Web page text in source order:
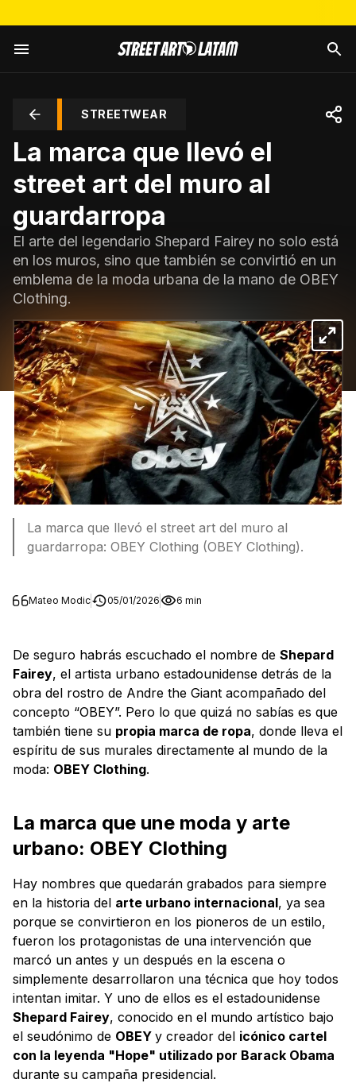
STREETWEAR
La marca que llevó el
street art del muro al
guardarropa
El arte del legendario Shepard Fairey no solo está
en los muros, sino que también se convirtió en un
emblema de la moda urbana de la mano de OBEY
Clothing.
La marca que llevó el street art del muro al
guardarropa: OBEY Clothing (OBEY Clothing).
Mateo Modic 05/01/2026 6 min
De seguro habrás escuchado el nombre de Shepard
Fairey, el artista urbano estadounidense detrás de la
obra del rostro de Andre the Giant acompañado del
concepto “OBEY”. Pero lo que quizá no sabías es que
también tiene su propia marca de ropa, donde lleva el
espíritu de sus murales directamente al mundo de la
moda: OBEY Clothing.
La marca que une moda y arte
urbano: OBEY Clothing
Hay nombres que quedarán grabados para siempre
en la historia del arte urbano internacional, ya sea
porque se convirtieron en los pioneros de un estilo,
fueron los protagonistas de una intervención que
marcó un antes y un después en la escena o
simplemente desarrollaron una técnica que hoy todos
intentan imitar. Y uno de ellos es el estadounidense
Shepard Fairey, conocido en el mundo artístico bajo
el seudónimo de OBEY y creador del icónico cartel
con la leyenda "Hope" utilizado por Barack Obama
durante su campaña presidencial.